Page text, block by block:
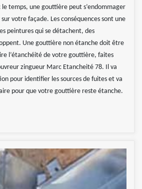
temps, une gouttière peut s’endommager
sur votre façade. Les conséquences sont une
peintures qui se détachent, des
Une gouttière non étanche doit être
l’étanchéité de votre gouttière, faites
zingueur Marc Etancheité 78. Il va
pour identifier les sources de fuites et va
pour que votre gouttière reste étanche.